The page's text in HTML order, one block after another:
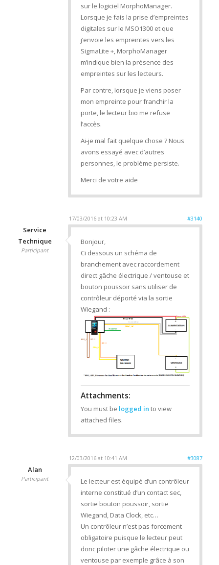
sur le logiciel MorphoManager.
Lorsque je fais la prise d’empreintes
digitales sur le MSO1300 et que
j’envoie les empreintes vers les
SigmaLite +, MorphoManager
m’indique bien la présence des
empreintes sur les lecteurs.
Par contre, lorsque je viens poser
mon empreinte pour franchir la
porte, le lecteur bio me refuse
l’accès.
Ai-je mal fait quelque chose ? Nous
avons essayé avec d’autres
personnes, le problème persiste.
Merci de votre aide
17/03/2016 at 10:23 AM #3140
Service
Technique
Participant
Bonjour,
Ci dessous un schéma de
branchement avec raccordement
direct gâche électrique / ventouse et
bouton poussoir sans utiliser de
contrôleur déporté via la sortie
Wiegand :
Attachments:
You must be logged in to view
attached files.
12/03/2016 at 10:41 AM #3087
Alan
Participant
Le lecteur est équipé d’un contrôleur
interne constitué d’un contact sec,
sortie bouton poussoir, sortie
Wiegand, Data Clock, etc…
Un contrôleur n’est pas forcement
obligatoire puisque le lecteur peut
donc piloter une gâche électrique ou
ventouse par exemple grâce à son